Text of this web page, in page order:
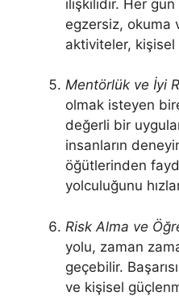
ilişkilidir. Her
egzersiz, okuma
aktiviteler,
Mentörlük ve İyi
olmak isteyen
değerli bir
insanların
öğütlerinden
yolculuğunu
Risk Alma ve
yolu, zaman
geçebilir.
ve kişisel